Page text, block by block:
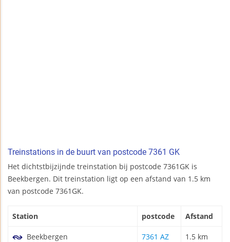
Treinstations in de buurt van postcode 7361 GK
Het dichtstbijzijnde treinstation bij postcode 7361GK is
Beekbergen. Dit treinstation ligt op een afstand van 1.5 km
van postcode 7361GK.
Station postcode Afstand
Beekbergen 7361 AZ 1.5 km